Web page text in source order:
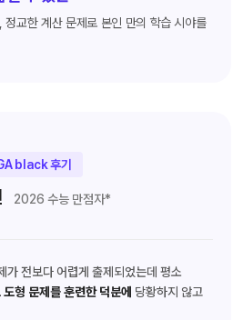
정교한 계산 문제로 본인 만의 학습 시야를
black 후기
2026 수능 만점자*
가 전보다 어렵게 출제되었는데 평소
도형 문제를 훈련한 덕분에 당황하지 않고